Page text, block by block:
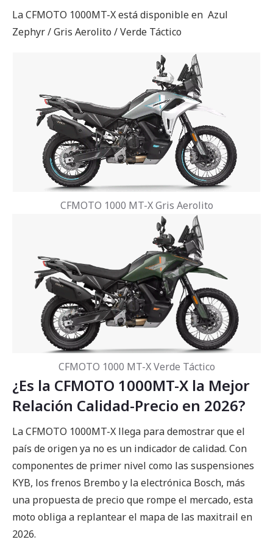
La CFMOTO 1000MT-X está disponible en Azul
Zephyr / Gris Aerolito / Verde Táctico
CFMOTO 1000 MT-X Gris Aerolito
CFMOTO 1000 MT-X Verde Táctico
¿Es la CFMOTO 1000MT-X la Mejor
Relación Calidad-Precio en 2026?
La CFMOTO 1000MT-X llega para demostrar que el
país de origen ya no es un indicador de calidad. Con
componentes de primer nivel como las suspensiones
KYB, los frenos Brembo y la electrónica Bosch, más
una propuesta de precio que rompe el mercado, esta
moto obliga a replantear el mapa de las maxitrail en
2026.